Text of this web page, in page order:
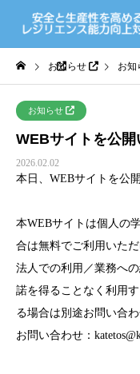
お知らせ お知
お知らせ
WEBサイトを公開
2026.02.02
本日、WEBサイトを公
本WEBサイトは個人の
合は無料でご利用いただ
法人での利用／業務へ
諾を得ることなく利用
る場合は別途お問い合わ
お問い合わせ：